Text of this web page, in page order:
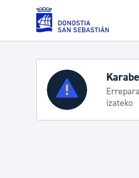
Eduki nagusira joan
Zerbitzuak
Errolda eta gai
izateko